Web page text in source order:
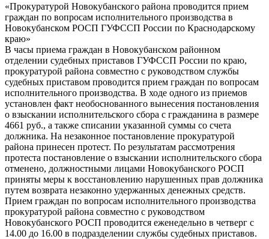
«Прокуратурой Новокубанского района проводится прием
граждан по вопросам исполнительного производства в
Новокубанском РОСП ГУФССП России по Краснодарскому
краю»
В часы приема граждан в Новокубанском районном
отделении судебных приставов ГУФССП России по краю,
прокуратурой района совместно с руководством службы
судебных приставом проводится прием граждан по вопросам
исполнительного производства. В ходе одного из приемов
установлен факт необоснованного вынесения постановления
о взыскании исполнительского сбора с гражданина в размере
4661 руб., а также списании указанной суммы со счета
должника. На незаконное постановление прокуратурой
района принесен протест. По результатам рассмотрения
протеста постановление о взыскании исполнительского сбора
отменено, должностными лицами Новокубанского РОСП
приняты меры к восстановлению нарушенных прав должника
путем возврата незаконно удержанных денежных средств.
Прием граждан по вопросам исполнительного производства
прокуратурой района совместно с руководством
Новокубанского РОСП проводится еженедельно в четверг с
14.00 до 16.00 в подразделении службы судебных приставов.